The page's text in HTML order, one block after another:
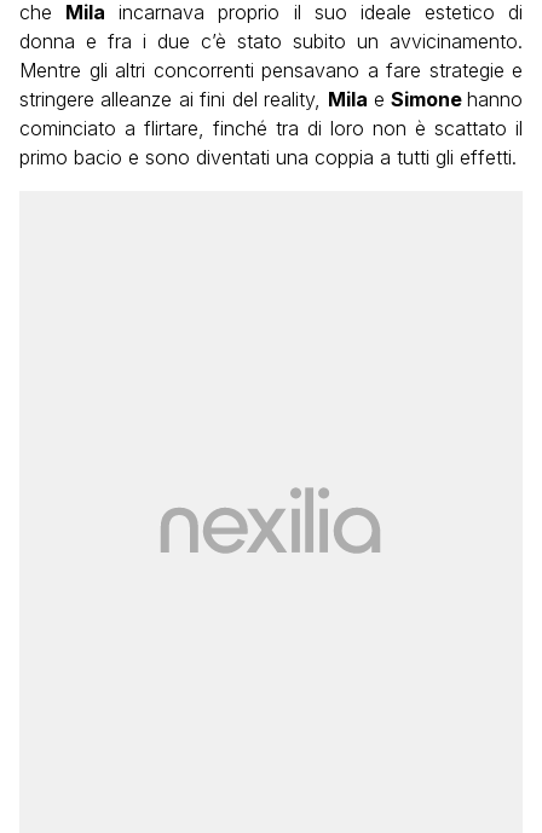
che Mila incarnava proprio il suo ideale estetico di
donna e fra i due c’è stato subito un avvicinamento.
Mentre gli altri concorrenti pensavano a fare strategie e
stringere alleanze ai fini del reality, Mila e Simonehanno
cominciato a flirtare, finché tra di loro non è scattato il
primo bacio e sono diventati una coppia a tutti gli effetti.